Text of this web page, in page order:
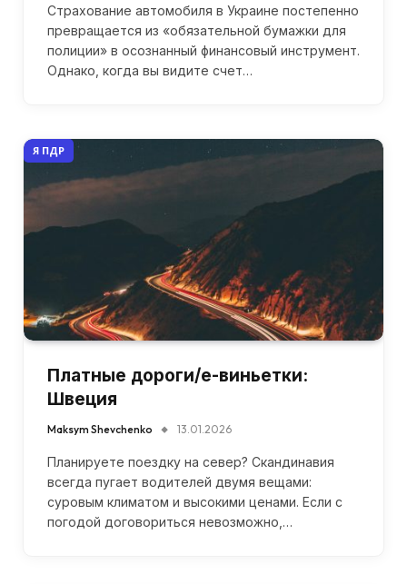
Страхование автомобиля в Украине постепенно
превращается из «обязательной бумажки для
полиции» в осознанный финансовый инструмент.
Однако, когда вы видите счет…
Я ПДР
Платные дороги/е-виньетки:
Швеция
Maksym Shevchenko 13.01.2026
Планируете поездку на север? Скандинавия
всегда пугает водителей двумя вещами:
суровым климатом и высокими ценами. Если с
погодой договориться невозможно,…